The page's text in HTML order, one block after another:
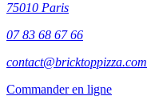
75010 Paris
07 83 68 67 66
contact@bricktoppizza.com
Commander en ligne